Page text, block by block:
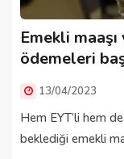
Emekli
ödemeleri
13/04/2023
Hem EYT’li hem
beklediği emekli